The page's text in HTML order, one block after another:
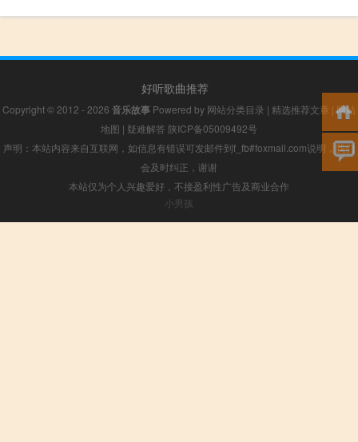
好听歌曲推荐
Copyright © 2012 - 2026 音乐故事 Powered by 网站分类目录 | 精选推荐文章 |网站
地图 | 疑难解答 陕ICP备05009492号
声明：本站内容来自互联网，如信息有错误可发邮件到f_fb#foxmail.com说明，我们
会及时纠正，谢谢
本站仅为个人兴趣爱好，不接盈利性广告及商业合作
小男孩